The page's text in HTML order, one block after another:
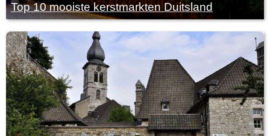
Top 10 mooiste kerstmarkten Duitsland